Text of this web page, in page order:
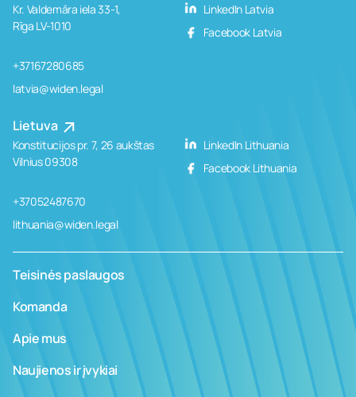
Kr. Valdemāra iela 33-1,
Rīga LV-1010
+37167280685
latvia@widen.legal
LinkedIn Latvia
Facebook Latvia
Lietuva
Konstitucijos pr. 7, 26 aukštas
Vilnius 09308
+37052487670
lithuania@widen.legal
LinkedIn Lithuania
Facebook Lithuania
Teisinės paslaugos
Komanda
Apie mus
Naujienos ir įvykiai